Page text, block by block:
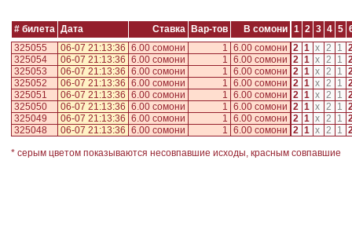
# билета Дата Ставка Вар-тов В сомони 1 2 3 4 5
325055
06-07 21:13:36 6.00 сомони 1 6.00 сомони 2 1 x 2 1
325054
06-07 21:13:36 6.00 сомони 1 6.00 сомони 2 1 x 2 1
325053
06-07 21:13:36 6.00 сомони 1 6.00 сомони 2 1 x 2 1
325052
06-07 21:13:36 6.00 сомони 1 6.00 сомони 2 1 x 2 1
325051
06-07 21:13:36 6.00 сомони 1 6.00 сомони 2 1 x 2 1
325050
06-07 21:13:36 6.00 сомони 1 6.00 сомони 2 1 x 2 1
325049
06-07 21:13:36 6.00 сомони 1 6.00 сомони 2 1 x 2 1
325048
06-07 21:13:36 6.00 сомони 1 6.00 сомони 2 1 x 2 1
* серым цветом показываются несовпавшие исходы, красным совпавшие